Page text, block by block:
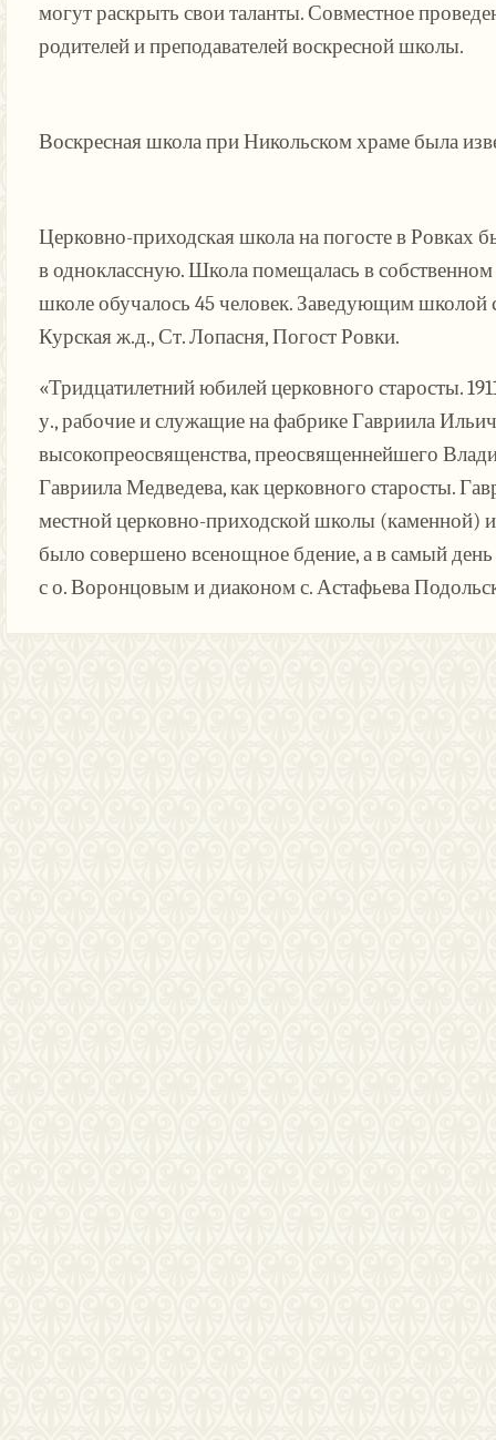
могут раскрыть свои таланты. Совместное
родителей и преподавателей воскресной школы.
Воскресная школа при Никольском храме была
Церковно-приходская школа на погосте в Ровках
в одноклассную. Школа помещалась в
школе обучалось 45 человек. Заведующим
Курская ж.д., Ст. Лопасня, Погост Ровки.
«Тридцатилетний юбилей церковного старосты.
у., рабочие и служащие на фабрике Гавриила
высокопреосвященства, преосвященнейшего
Гавриила Медведева, как церковного старосты.
местной церковно-приходской школы (каменной)
было совершено всенощное бдение, а в самый
с о. Воронцовым и диаконом с. Астафьева